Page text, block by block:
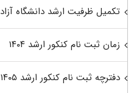
تکمیل ظرفیت ارشد دانشگاه آزاد ۱۴۰۳
زمان ثبت نام کنکور ارشد ۱۴۰۴
دفترچه ثبت نام کنکور ارشد ۱۴۰۵